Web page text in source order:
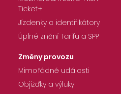
Ticket+
Jízdenky a identifikátory
Úplné znění Tarifu a SPP
Změny provozu
Mimořádné události
Objížďky a výluky